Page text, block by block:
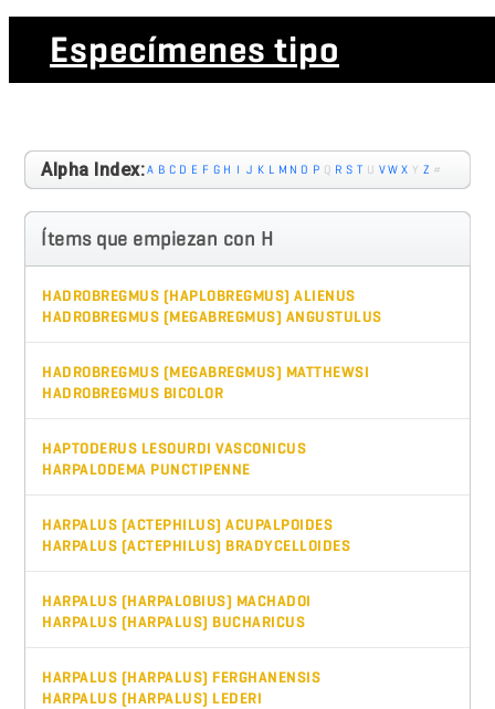
Especímenes tipo
Alpha Index:A B C D E F G H I J K L M N O P Q R S T U VW X Y Z #
Ítems que empiezan con H
HADROBREGMUS (HAPLOBREGMUS) ALIENUS
HADROBREGMUS (MEGABREGMUS) ANGUSTULUS
HADROBREGMUS (MEGABREGMUS) MATTHEWSI
HADROBREGMUS BICOLOR
HAPTODERUS LESOURDI VASCONICUS
HARPALODEMA PUNCTIPENNE
HARPALUS (ACTEPHILUS) ACUPALPOIDES
HARPALUS (ACTEPHILUS) BRADYCELLOIDES
HARPALUS (HARPALOBIUS) MACHADOI
HARPALUS (HARPALUS) BUCHARICUS
HARPALUS (HARPALUS) FERGHANENSIS
HARPALUS (HARPALUS) LEDERI